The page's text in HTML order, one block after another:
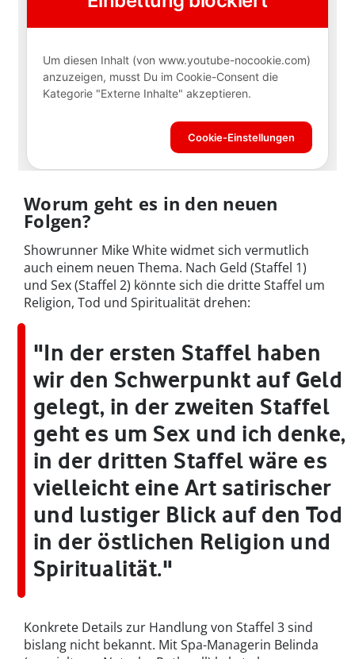
Worum geht es in den neuen
Folgen?
Showrunner Mike White widmet sich vermutlich
auch einem neuen Thema. Nach Geld (Staffel 1)
und Sex (Staffel 2) könnte sich die dritte Staffel um
Religion, Tod und Spiritualität drehen:
"In der ersten Staffel haben
wir den Schwerpunkt auf Geld
gelegt, in der zweiten Staffel
geht es um Sex und ich denke,
in der dritten Staffel wäre es
vielleicht eine Art satirischer
und lustiger Blick auf den Tod
in der östlichen Religion und
Spiritualität."
Konkrete Details zur Handlung von Staffel 3 sind
bislang nicht bekannt. Mit Spa-Managerin Belinda